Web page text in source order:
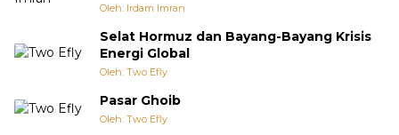
Oleh: Irdam Imran
Selat Hormuz dan Bayang-Bayang Krisis
Energi Global
Oleh: Two Efly
Pasar Ghoib
Oleh: Two Efly